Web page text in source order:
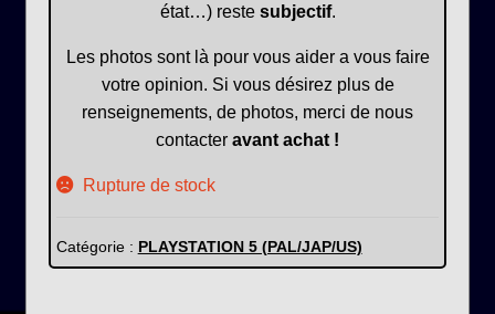
état…) reste subjectif.
Les photos sont là pour vous aider a vous faire
votre opinion. Si vous désirez plus de
renseignements, de photos, merci de nous
contacter avant achat !
Rupture de stock
Catégorie : PLAYSTATION 5 (PAL/JAP/US)